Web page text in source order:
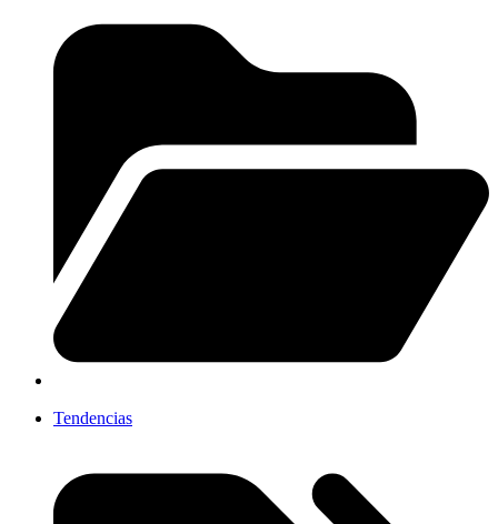
Tendencias